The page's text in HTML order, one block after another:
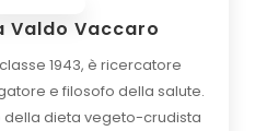
Valdo Vaccaro
1943, è ricercatore
e filosofo della salute.
della dieta vegeto-crudista